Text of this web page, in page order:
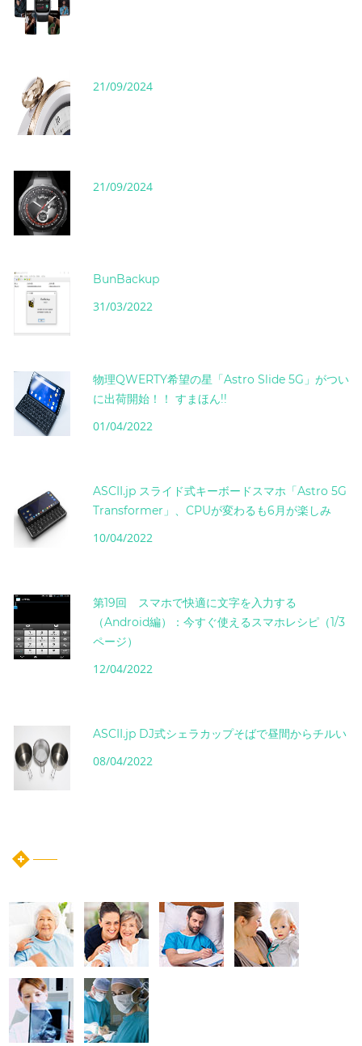
21/09/2024
21/09/2024
BunBackup
31/03/2022
物理QWERTY希望の星「Astro Slide 5G」がつい
に出荷開始！！ すまほん!!
01/04/2022
ASCII.jp スライド式キーボードスマホ「Astro 5G
Transformer」、CPUが変わるも6月が楽しみ
10/04/2022
第19回 スマホで快適に文字を入力する
（Android編）：今すぐ使えるスマホレシピ（1/3
ページ）
12/04/2022
ASCII.jp DJ式シェラカップそばで昼間からチルい
08/04/2022